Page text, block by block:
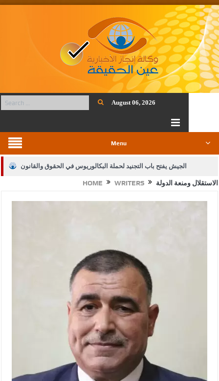
August 06, 2026
Menu
الجيش يفتح باب التجنيد لحملة البكالوريوس في الحقوق والقانون
بيان اجتماع عمّان:دعم الوصاية الهاشمية التاريخية على المقدسات
الإسلامية والمسيحية
القاضي يلتقي رؤساء تحرير الصحف اليومية ويؤكد حرص مجلس النواب
على شراكة فاعلة مع الإعلام
دعوة المكلفين بخدمة العلم (الدفعة الثالثة) إلى مراجعة منصة خدمة
العلم
الملك يلتقي مجموعة من رفاق السلاح
الملك يتلقى اتصالا هاتفيا من العاهل البحريني
القاضي محمود أحمد فريحات.. مبارك ومزيدا من التوفيق
HOME WRITERS الاستقلال ومنعة الدولة